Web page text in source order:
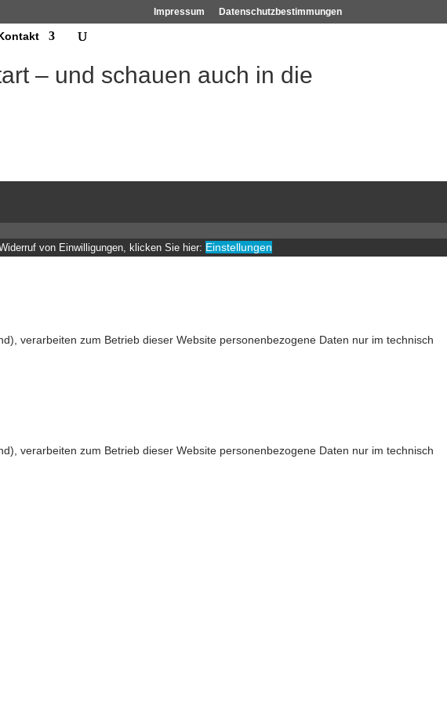
Impressum Datenschutzbestimmungen
– und schauen auch in die
von Einwilligungen, klicken Sie hier: Einstellungen
verarbeiten zum Betrieb dieser Website personenbezogene Daten nur im technisch
verarbeiten zum Betrieb dieser Website personenbezogene Daten nur im technisch